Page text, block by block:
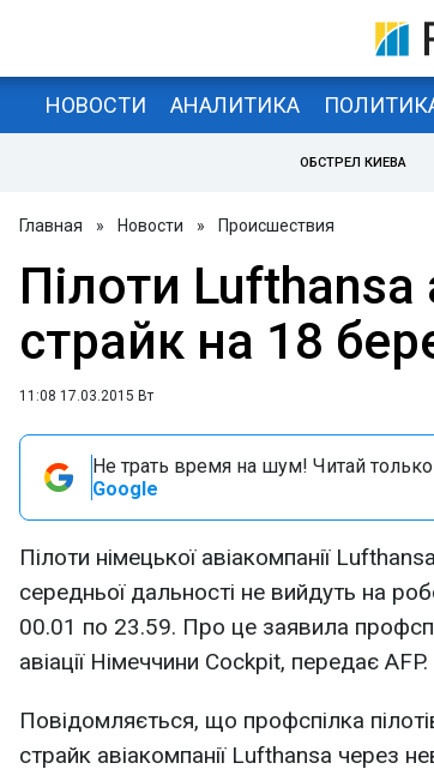
НОВОСТИ АНАЛИТИКА
ОБСТРЕЛ КИЕВА
Главная » Новости » Происшествия
Пілоти
страйк на 18
11:08 17.03.2015 Вт
Не трать время на шум! Читай только
Google
Пілоти німецької авіакомпанії
середньої дальності не вийдуть на
00.01 по 23.59. Про це заявила
авіації Німеччини Cockpit, передає AFP.
Повідомляється, що профспілка
страйк авіакомпанії Lufthansa через